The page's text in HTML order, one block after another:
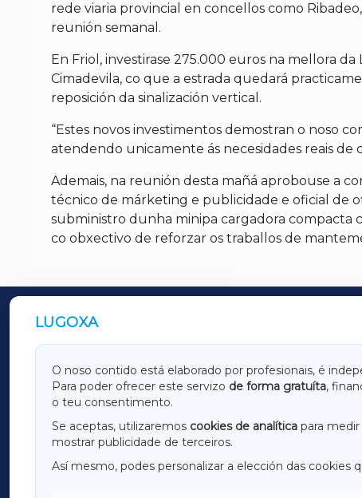
rede viaria provincial en concellos como
reunión semanal.
En Friol, investirase 275.000 euros na mellora
Cimadevila, co que a estrada quedará
reposición da sinalización vertical.
“Estes novos investimentos demostran o noso
atendendo unicamente ás necesidades reais de
Ademais, na reunión desta mañá aprobouse a
técnico de márketing e publicidade e oficial de
subministro dunha minipa cargadora compacta
co obxectivo de reforzar os traballos de
LUGOXA
O noso contido está elaborado por profesionais, é
Para poder ofrecer este servizo de forma gratuíta,
o teu consentimento.
Se aceptas, utilizaremos cookies de analítica para
mostrar publicidade de terceiros.
Así mesmo, podes personalizar a elección das cookies
OUTROS PERIÓDICOS
GALICIAXA LUGOXA
AMARIÑAXA
OURENSEXA